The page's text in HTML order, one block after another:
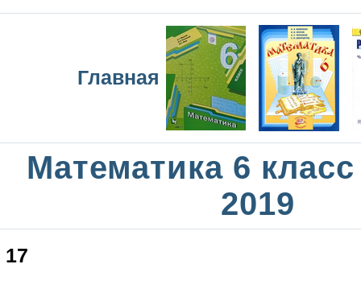
Главная
Математика 6
2019
17